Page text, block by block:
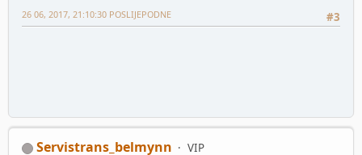
#3
26 06, 2017, 21:10:30 POSLIJEPODNE
Servistrans_belmynn
VIP